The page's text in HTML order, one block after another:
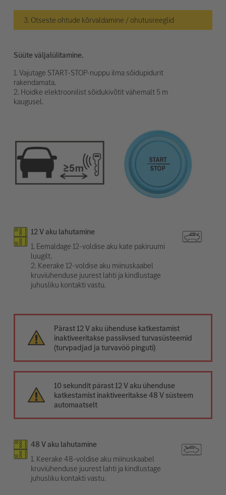
3. Otseste ohtude kõrvaldamine / ohutusreeglid
Süüte väljalülitamine.
1. Vajutage START-STOP-nuppu ilma sõidupidurit
rakendamata.
2. Hoidke elektroonilist sõidukivõtit vähemalt 5 m
kaugusel.
12 V aku lahutamine
1. Eemaldage 12-voldise aku kate pakiruumi
luugilt.
2. Keerake 12-voldise aku miinuskaabel
kruviühenduse juurest lahti ja kindlustage
juhusliku kontakti vastu.
Pärast 12 V aku ühenduse katkestamist
inaktiveeritakse passiivsed turvasüsteemid
(turvpadjad ja turvavöö pinguti)
10 sekundit pärast 12 V aku ühenduse
katkestamist inaktiveeritakse 48 V süsteem
automaatselt
48 V aku lahutamine
1. Keerake 48-voldise aku miinuskaabel
kruviühenduse juurest lahti ja kindlustage
juhusliku kontakti vastu.